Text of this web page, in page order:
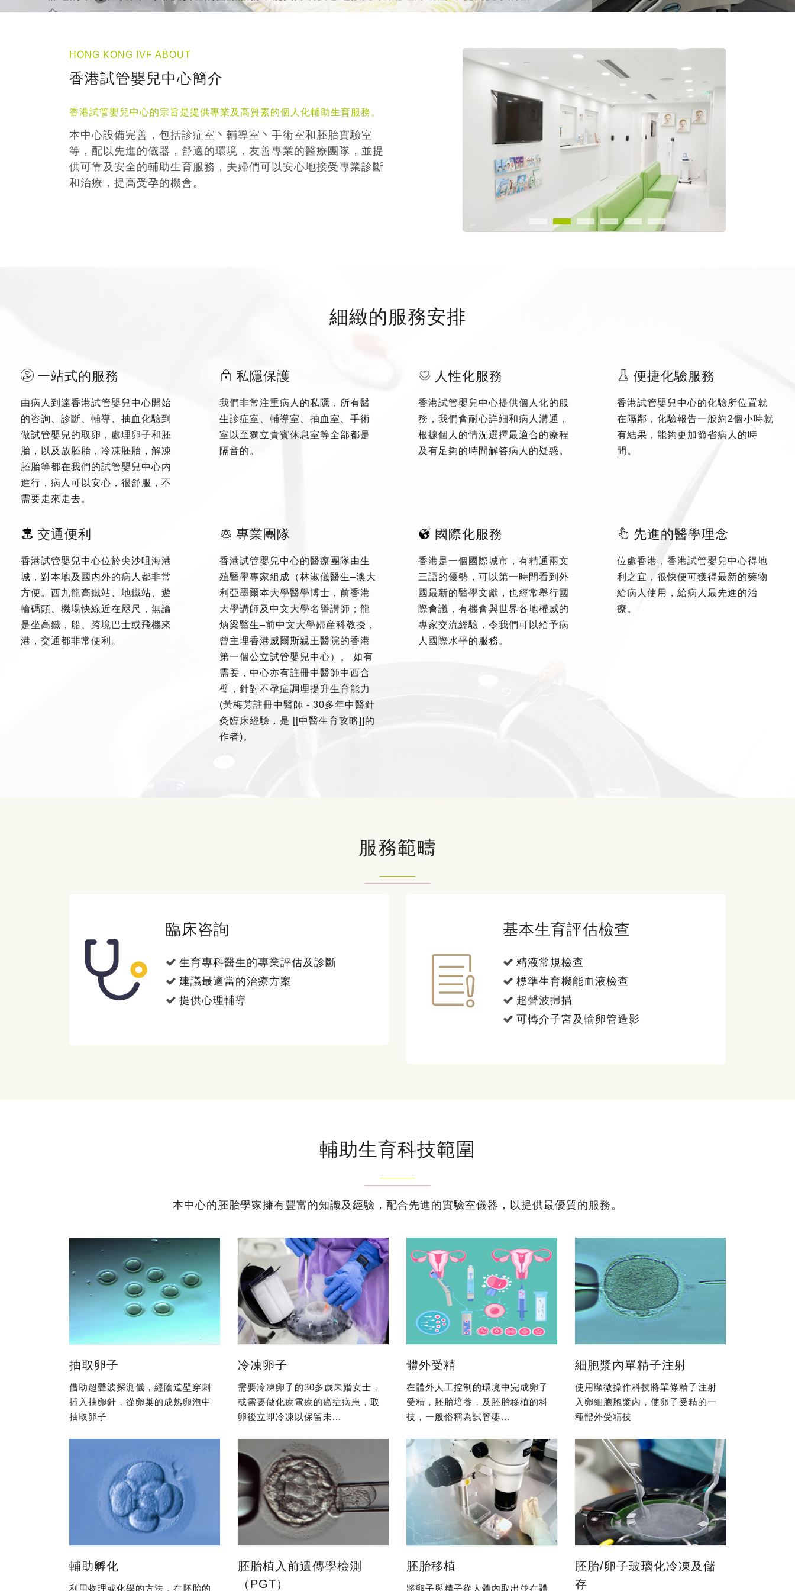
HONG KONG IVF ABOUT
香港試管嬰兒中心簡介
香港試管嬰兒中心的宗旨是提供專業及高質素的個人化輔助生育服務。
本中心設備完善，包括診症室丶輔導室丶手術室和胚胎實驗室
等，配以先進的儀器，舒適的環境，友善專業的醫療團隊，並提
供可靠及安全的輔助生育服務，夫婦們可以安心地接受專業診斷
和治療，提高受孕的機會。
細緻的服務安排
一站式的服務
由病人到達香港試管嬰兒中心開始
的咨詢、診斷、輔導、抽血化驗到
做試管嬰兒的取卵，處理卵子和胚
胎，以及放胚胎，冷凍胚胎，解凍
胚胎等都在我們的試管嬰兒中心内
進行，病人可以安心，很舒服，不
需要走來走去。
私隱保護
我們非常注重病人的私隱，所有醫
生診症室、輔導室、抽血室、手術
室以至獨立貴賓休息室等全部都是
隔音的。
人性化服務
香港試管嬰兒中心提供個人化的服
務，我們會耐心詳細和病人溝通，
根據個人的情況選擇最適合的療程
及有足夠的時間解答病人的疑惑。
便捷化驗服務
香港試管嬰兒中心的化驗所位置就
在隔鄰，化驗報告一般約2個小時就
有結果，能夠更加節省病人的時
間。
交通便利
香港試管嬰兒中心位於尖沙咀海港
城，對本地及國内外的病人都非常
方便。西九龍高鐵站、地鐵站、遊
輪碼頭、機場快線近在咫尺，無論
是坐高鐵，船、跨境巴士或飛機來
港，交通都非常便利。
專業團隊
香港試管嬰兒中心的醫療團隊由生
殖醫學專家組成（林淑儀醫生–澳大
利亞墨爾本大學醫學博士，前香港
大學講師及中文大學名譽講師；龍
炳梁醫生–前中文大學婦産科教授，
曾主理香港威爾斯親王醫院的香港
第一個公立試管嬰兒中心）。 如有
需要，中心亦有註冊中醫師中西合
璧，針對不孕症調理提升生育能力
(黃梅芳註冊中醫師 - 30多年中醫針
灸臨床經驗，是 [[中醫生育攻略]]的
作者)。
國際化服務
香港是一個國際城市，有精通兩文
三語的優勢，可以第一時間看到外
國最新的醫學文獻，也經常舉行國
際會議，有機會與世界各地權威的
專家交流經驗，令我們可以給予病
人國際水平的服務。
先進的醫學理念
位處香港，香港試管嬰兒中心得地
利之宜，很快便可獲得最新的藥物
給病人使用，給病人最先進的治
療。
服務範疇
臨床咨詢
生育專科醫生的專業評估及診斷
建議最適當的治療方案
提供心理輔導
基本生育評估檢查
精液常規檢查
標準生育機能血液檢查
超聲波掃描
可轉介子宮及輸卵管造影
輔助生育科技範圍
本中心的胚胎學家擁有豐富的知識及經驗，配合先進的實驗室儀器，以提供最優質的服務。
抽取卵子
借助超聲波探測儀，經陰道壁穿刺
插入抽卵針，從卵巢的成熟卵泡中
抽取卵子
冷凍卵子
需要冷凍卵子的30多歲未婚女士，
或需要做化療電療的癌症病患，取
卵後立即冷凍以保留未...
體外受精
在體外人工控制的環境中完成卵子
受精，胚胎培養，及胚胎移植的科
技，一般俗稱為試管嬰...
細胞漿內單精子注射
使用顯微操作科技將單條精子注射
入卵細胞胞漿內，使卵子受精的一
種體外受精技
輔助孵化
利用物理或化學的方法，在胚胎的
胚胎植入前遺傳學檢測
（PGT）
胚胎移植
將卵子與精子從人體內取出並在體
胚胎/卵子玻璃化冷凍及儲
存